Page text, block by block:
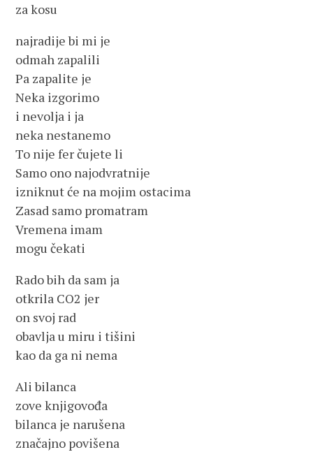
za kosu
najradije bi mi je
odmah zapalili
Pa zapalite je
Neka izgorimo
i nevolja i ja
neka nestanemo
To nije fer čujete li
Samo ono najodvratnije
izniknut će na mojim ostacima
Zasad samo promatram
Vremena imam
mogu čekati
Rado bih da sam ja
otkrila CO2 jer
on svoj rad
obavlja u miru i tišini
kao da ga ni nema
Ali bilanca
zove knjigovođa
bilanca je narušena
značajno povišena